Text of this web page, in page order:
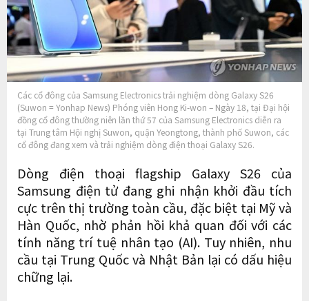
Các cổ đông của Samsung Electronics trải nghiệm dòng Galaxy S26
(Suwon = Yonhap News) Phóng viên Hong Ki-won – Ngày 18, tại Đại hội
đồng cổ đông thường niên lần thứ 57 của Samsung Electronics diễn ra
tại Trung tâm Hội nghị Suwon, quận Yeongtong, thành phố Suwon, các
cổ đông đang xem và trải nghiệm dòng điện thoại Galaxy S26.
Dòng điện thoại flagship Galaxy S26 của
Samsung điện tử đang ghi nhận khởi đầu tích
cực trên thị trường toàn cầu, đặc biệt tại Mỹ và
Hàn Quốc, nhờ phản hồi khả quan đối với các
tính năng trí tuệ nhân tạo (AI). Tuy nhiên, nhu
cầu tại Trung Quốc và Nhật Bản lại có dấu hiệu
chững lại.